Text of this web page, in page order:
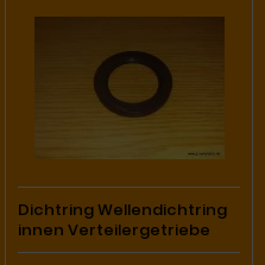
Dichtring Wellendichtring
innen Verteilergetriebe